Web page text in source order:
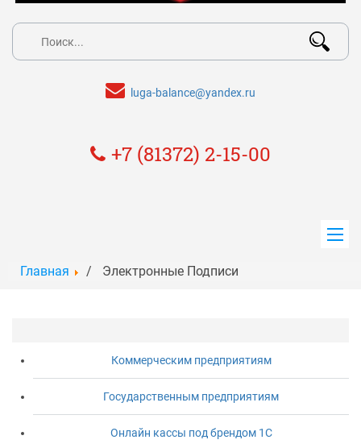
luga-balance@yandex.ru
+7 (81372) 2-15-00
Главная
Главная Электронные Подписи
Коммерческим предприятиям
Государственным предприятиям
Онлайн кассы под брендом 1С